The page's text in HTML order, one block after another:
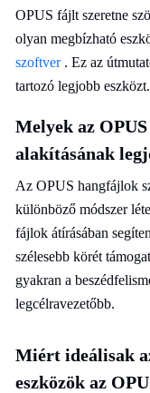
OPUS fájlt szeretne
olyan megbízható
szoftver. Ez az
tartozó legjobb eszközt.
Melyek az
alakításának
Az OPUS hangfájlok
különböző módszer
fájlok átírásában
szélesebb körét
gyakran a
legcélravezetőbb.
Miért ideálisak
eszközök az